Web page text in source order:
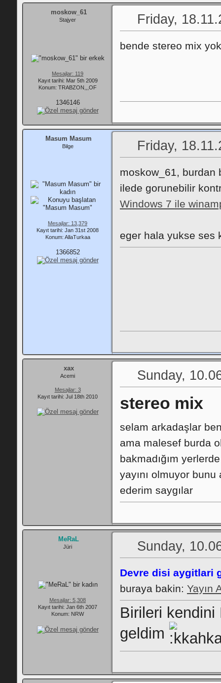
moskow_61
Stajyer
Mesajlar: 119
Kayıt tarihi: Mar 5th 2009
Konum: TRABZON,,,OF
1346146
Friday,
bende stereo mix yok
Masum Masum
Bilge
Mesajlar: 13,379
Kayıt tarihi: Jan 31st 2008
Konum: AllaTurkaa
1366852
Friday,
moskow_61, burdan
ilede gorunebilir
Windows 7 ile
eger hala yukse ses
xax
Acemi
Mesajlar: 3
Kayıt tarihi: Jul 18th 2010
Sunday,
stereo mix
selam arkadaşlar
ama malesef burda
bakmadığım
yayını olmuyor
ederim saygılar
MeRaL
Jüri
Mesajlar: 5,308
Kayıt tarihi: Jan 6th 2007
Konum: NRW
Sunday,
Devre disi aygitlari
buraya bakin: Yayın
Birileri
geldim